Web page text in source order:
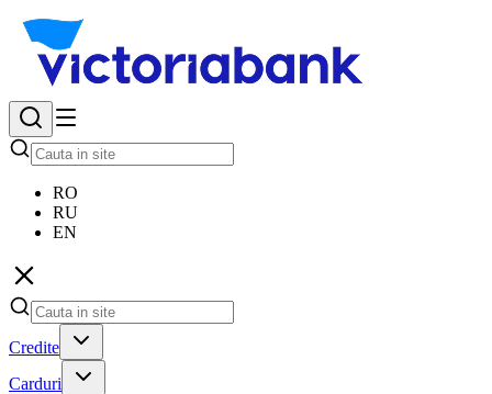
RO
RU
EN
Credite
Carduri